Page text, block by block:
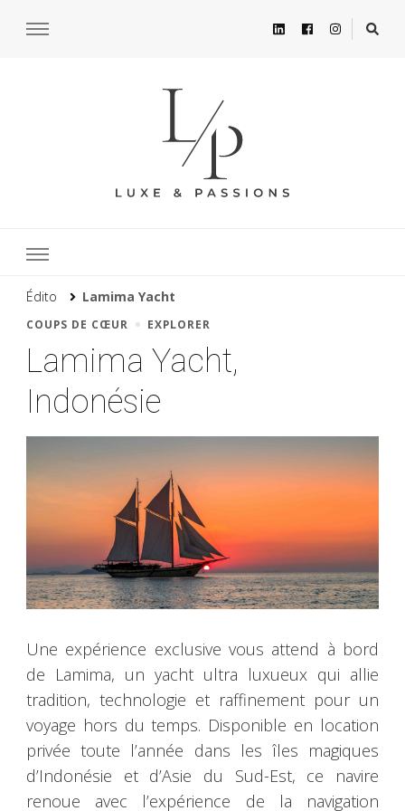
Édito Lamima Yacht
COUPS DE CŒUR EXPLORER
Lamima Yacht,
Indonésie
Une expérience exclusive vous attend à bord
de Lamima, un yacht ultra luxueux qui allie
tradition, technologie et raffinement pour un
voyage hors du temps. Disponible en location
privée toute l’année dans les îles magiques
d’Indonésie et d’Asie du Sud-Est, ce navire
renoue avec l’expérience de la navigation